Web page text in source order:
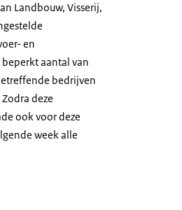
Landbouw, Visserij,
en
aantal van
bedrijven
deze
ook voor deze
week alle